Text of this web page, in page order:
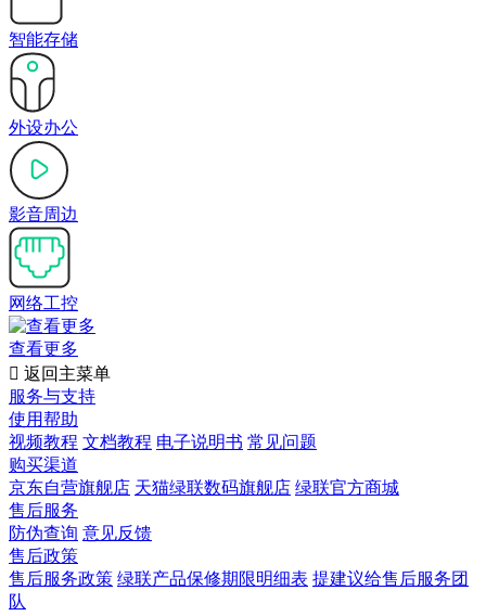
智能存储
外设办公
影音周边
网络工控
查看更多
 返回主菜单
服务与支持
使用帮助
视频教程 文档教程 电子说明书 常见问题
购买渠道
京东自营旗舰店 天猫绿联数码旗舰店 绿联官方商城
售后服务
防伪查询 意见反馈
售后政策
售后服务政策 绿联产品保修期限明细表 提建议给售后服务团
队